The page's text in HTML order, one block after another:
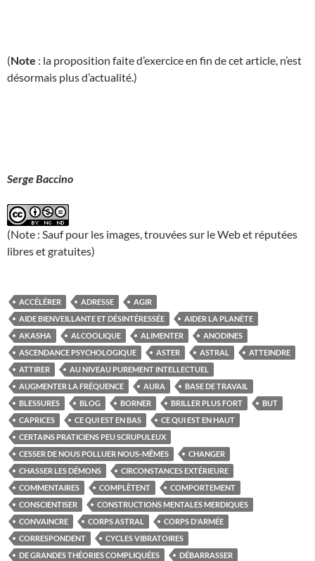
(Note : la proposition faite d’exercice en fin de cet article, n’est
désormais plus d’actualité.)
Serge Baccino
(Note : Sauf pour les images, trouvées sur le Web et réputées
libres et gratuites)
ACCÉLÉRER ADRESSE
AGIR
AIDE BIENVEILLANTE ET DÉSINTÉRESSÉE
AIDER LA PLANÈTE
AKASHA
ALCOOLIQUE ALIMENTER
ANODINES
ASCENDANCE PSYCHOLOGIQUE
ASTER ASTRAL
ATTEINDRE
ATTIRER
AU NIVEAU PUREMENT INTELLECTUEL
AUGMENTER LA FRÉQUENCE
AURA
BASE DE TRAVAIL
BLESSURES
BLOG BORNER BRILLER PLUS FORT
BUT
CAPRICES
CE QUI EST EN BAS
CE QUI EST EN HAUT
CERTAINS PRATICIENS PEU SCRUPULEUX
CESSER DE NOUS POLLUER NOUS-MÊMES
CHANGER
CHASSER LES DÉMONS
CIRCONSTANCES EXTÉRIEURE
COMMENTAIRES
COMPLÈTENT
COMPORTEMENT
CONSCIENTISER
CONSTRUCTIONS MENTALES MERDIQUES
CONVAINCRE
CORPS ASTRAL
CORPS D'ARMÉE
CORRESPONDENT
CYCLES VIBRATOIRES
DE GRANDES THÉORIES COMPLIQUÉES
DÉBARRASSER